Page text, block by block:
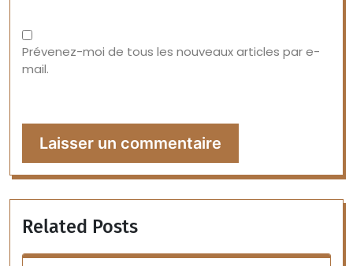
Prévenez-moi de tous les nouveaux articles par e-
mail.
Related Posts